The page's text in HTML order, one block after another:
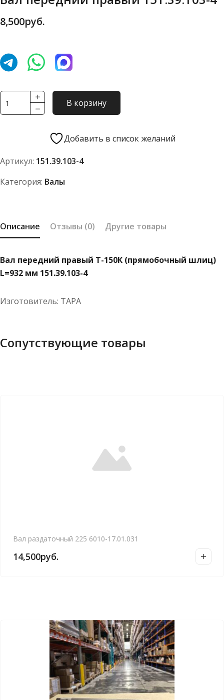
8,500руб.
Количество
товара
151.39.103-
В корзину
Добавить в список желаний
Артикул: 151.39.103-4
Категория: Валы
Описание Отзывы (0) Другие товары
Вал передний правый Т-150К (прямобочный шлиц)
L=932 мм 151.39.103-4
Изготовитель: ТАРА
Сопутствующие товары
Вал раздаточный 225 6010-17.01.031
14,500руб.